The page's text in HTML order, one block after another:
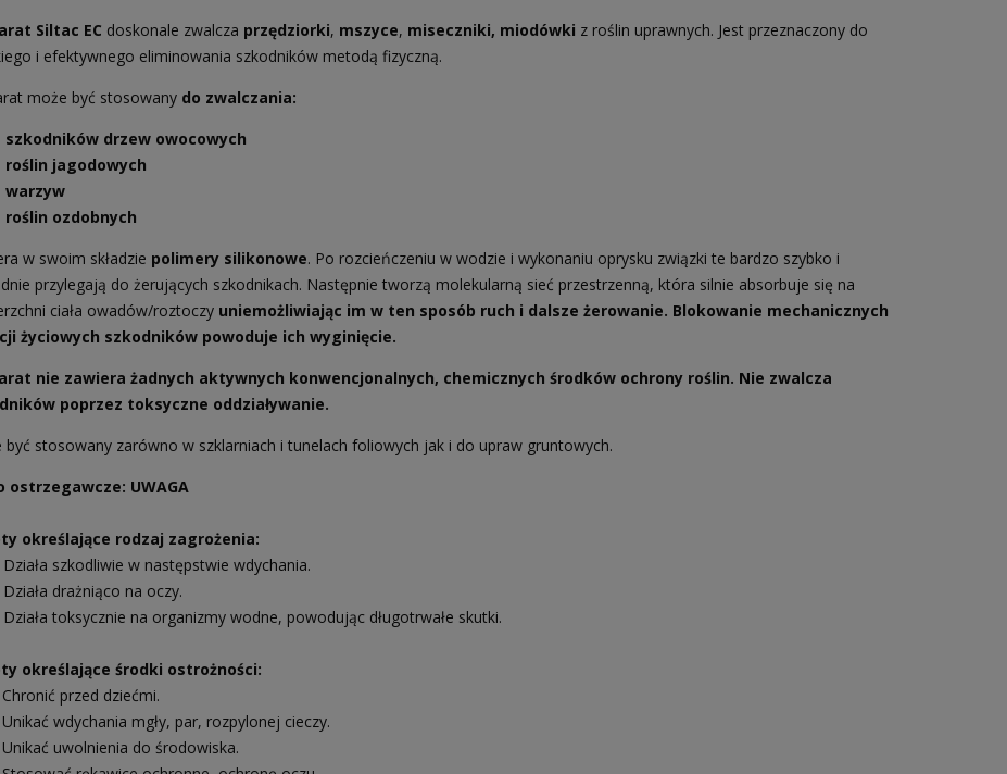
Siltac EC doskonale zwalcza przędziorki, mszyce, miseczniki, miodówki z roślin uprawnych. Jest przeznaczony do
i efektywnego eliminowania szkodników metodą fizyczną.
może być stosowany do zwalczania:
szkodników drzew owocowych
roślin jagodowych
warzyw
roślin ozdobnych
w swoim składzie polimery silikonowe. Po rozcieńczeniu w wodzie i wykonaniu oprysku związki te bardzo szybko i
przylegają do żerujących szkodnikach. Następnie tworzą molekularną sieć przestrzenną, która silnie absorbuje się na
ciała owadów/roztoczy uniemożliwiając im w ten sposób ruch i dalsze żerowanie. Blokowanie mechanicznych
życiowych szkodników powoduje ich wyginięcie.
nie zawiera żadnych aktywnych konwencjonalnych, chemicznych środków ochrony roślin. Nie zwalcza
poprzez toksyczne oddziaływanie.
być stosowany zarówno w szklarniach i tunelach foliowych jak i do upraw gruntowych.
ostrzegawcze: UWAGA
określające rodzaj zagrożenia:
Działa szkodliwie w następstwie wdychania.
Działa drażniąco na oczy.
Działa toksycznie na organizmy wodne, powodując długotrwałe skutki.
określające środki ostrożności:
Chronić przed dziećmi.
Unikać wdychania mgły, par, rozpylonej cieczy.
Unikać uwolnienia do środowiska.